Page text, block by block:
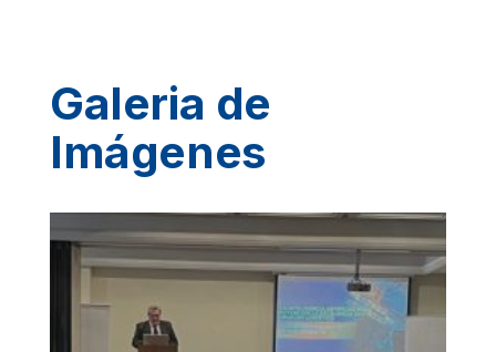
Galeria de
Imágenes